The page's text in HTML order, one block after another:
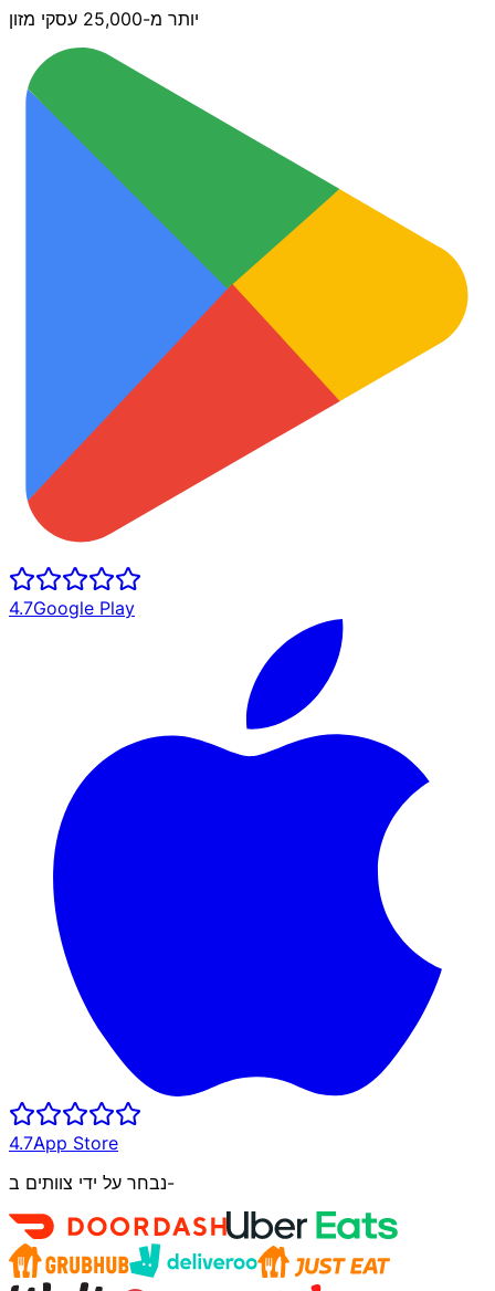
יותר מ-25,000 עסקי מזון
4.7Google Play
4.7App Store
נבחר על ידי צוותים ב-